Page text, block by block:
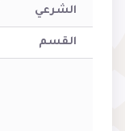
الشرعي
القسم